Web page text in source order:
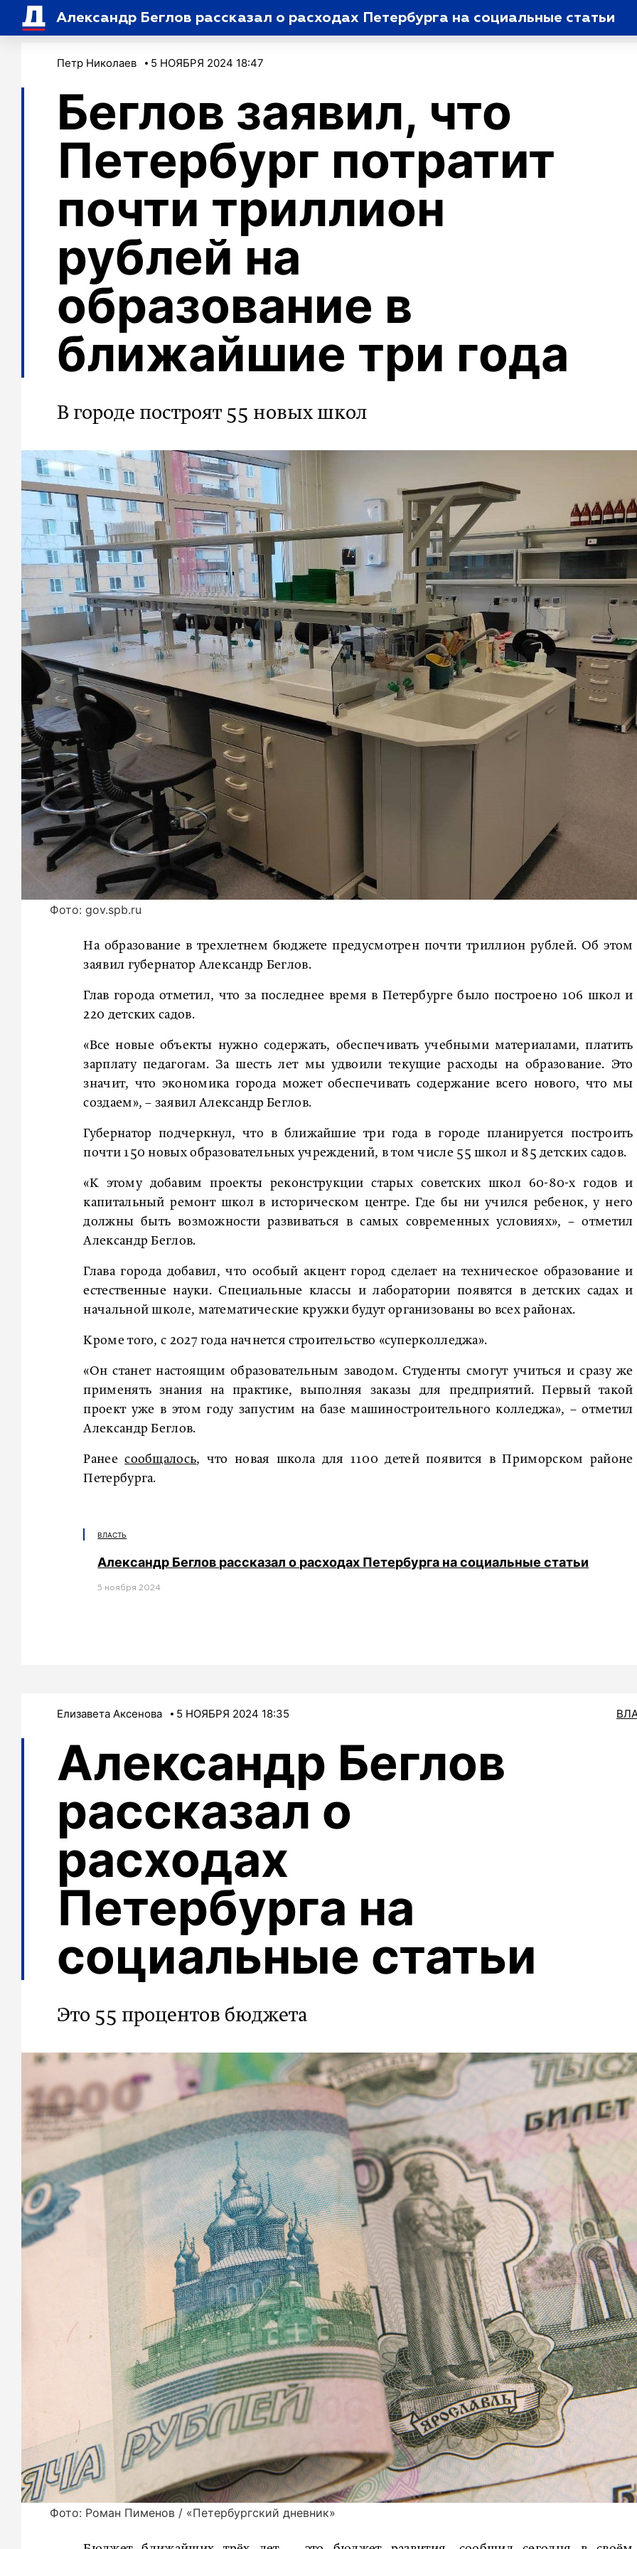
Александр Беглов рассказал о расходах Петербурга на социальные статьи
Петр Николаев 5 НОЯБРЯ 2024 18:47
Беглов заявил, что
Петербург потратит
почти триллион
рублей на
образование в
ближайшие три года
В городе построят 55 новых школ
Фото: gov.spb.ru
На образование в трехлетнем бюджете предусмотрен почти триллион рублей. Об этом
заявил губернатор Александр Беглов.
Глав города отметил, что за последнее время в Петербурге было построено 106 школ и
220 детских садов.
«Все новые объекты нужно содержать, обеспечивать учебными материалами, платить
зарплату педагогам. За шесть лет мы удвоили текущие расходы на образование. Это
значит, что экономика города может обеспечивать содержание всего нового, что мы
создаем», – заявил Александр Беглов.
Губернатор подчеркнул, что в ближайшие три года в городе планируется построить
почти 150 новых образовательных учреждений, в том числе 55 школ и 85 детских садов.
«К этому добавим проекты реконструкции старых советских школ 60-80-х годов и
капитальный ремонт школ в историческом центре. Где бы ни учился ребенок, у него
должны быть возможности развиваться в самых современных условиях», – отметил
Александр Беглов.
Глава города добавил, что особый акцент город сделает на техническое образование и
естественные науки. Специальные классы и лаборатории появятся в детских садах и
начальной школе, математические кружки будут организованы во всех районах.
Кроме того, с 2027 года начнется строительство «суперколледжа».
«Он станет настоящим образовательным заводом. Студенты смогут учиться и сразу же
применять знания на практике, выполняя заказы для предприятий. Первый такой
проект уже в этом году запустим на базе машиностроительного колледжа», – отметил
Александр Беглов.
Ранеесообщалось, что новая школа для 1100 детей появится в Приморском районе
Петербурга.
ВЛАСТЬ
Александр Беглов рассказал о расходах Петербурга на социальные статьи
5 ноября 2024
Елизавета Аксенова 5 НОЯБРЯ 2024 18:35
Александр Беглов
рассказал о
расходах
Петербурга на
социальные статьи
Это 55 процентов бюджета
Фото: Роман Пименов / «Петербургский дневник»